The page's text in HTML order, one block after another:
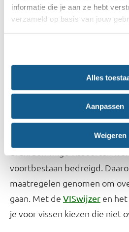
informatie die je aan ze hebt
verzameld op basis van jouw
Alles
Aanpassen
Weigeren
topkeurmerken. Kijk voor
website van Milieu Centraal.
Overbevissing
De meeste vis is bestemd
of in de vorm van visolie. Als
gevangen staat de
voortbestaan bedreigd.
maatregelen genomen om
gaan. Met de VISwijzer en
je voor vissen kiezen die niet